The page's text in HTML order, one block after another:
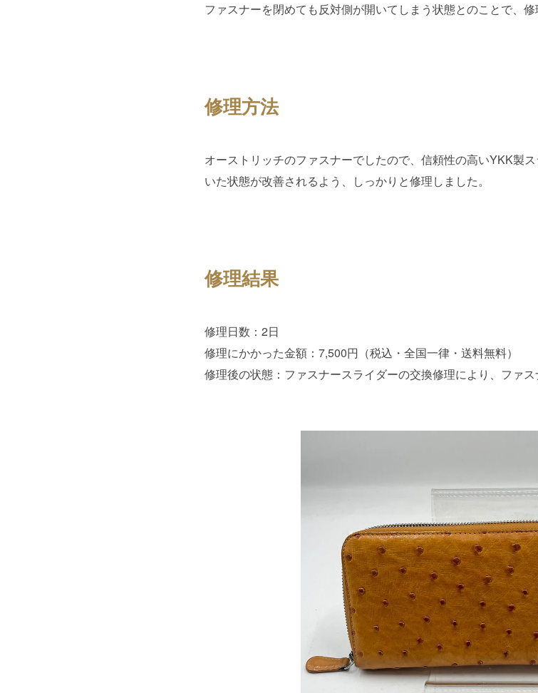
ファスナーを閉めても反対側が開いてしまう状態とのことで、修
修理方法
オーストリッチのファスナーでしたので、信頼性の高いYKK製
いた状態が改善されるよう、しっかりと修理しました。
修理結果
修理日数：2日
修理にかかった金額：7,500円（税込・全国一律・送料無料）
修理後の状態：ファスナースライダーの交換修理により、ファ